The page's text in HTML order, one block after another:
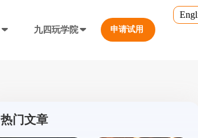
行业对比
帮您甄选最优质的产品和服务
等价兑换游戏币，新游引流利器
九四玩学院
游戏直播课程
申请试用
热门文章